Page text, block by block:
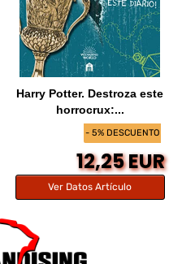
- 5% DESCUENTO
Harry Potter. Destroza este
horrocrux:...
12,25 EUR
Ver Datos Artículo